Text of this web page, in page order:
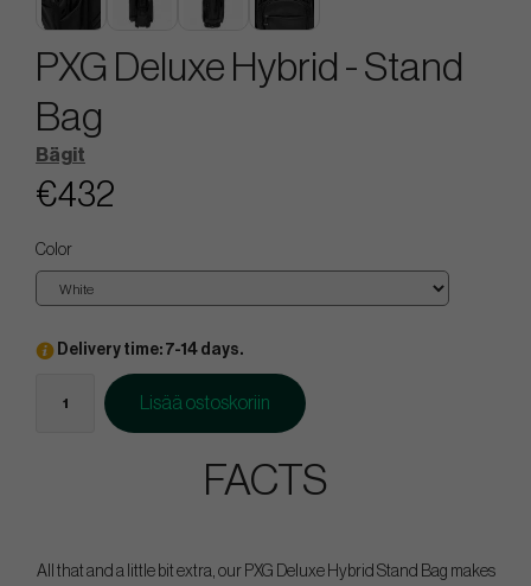
PXG Deluxe Hybrid - Stand
Bag
Bägit
€432
Color
Delivery time: 7-14 days.
Lisää ostoskoriin
FACTS
All that and a little bit extra, our PXG Deluxe Hybrid Stand Bag makes